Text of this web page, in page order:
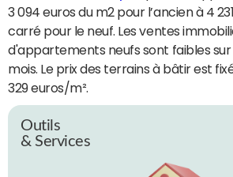
3 094 euros du m2 pour l’ancien à 4
carré pour le neuf. Les ventes
d'appartements neufs sont faibles sur
mois. Le prix des terrains à bâtir est
329 euros/m².
Outils
& Services